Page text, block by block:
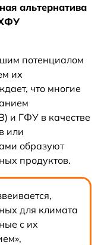
альтернатива
потенциалом
их
что многие
и ГФУ в качестве
или
образуют
продуктов.
для климата
с их